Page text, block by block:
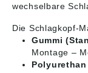
wechselbare
Die Schlagkopf-
Gummi
Montage –
Polyurethan